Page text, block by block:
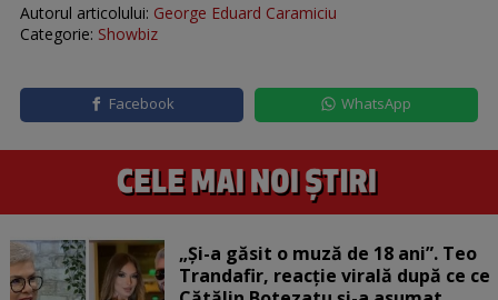
Autorul articolului: George Eduard Caramiciu
Categorie: Showbiz
Facebook WhatsApp
„Și-a găsit o muză de 18 ani”. Teo
Trandafir, reacție virală după ce ce